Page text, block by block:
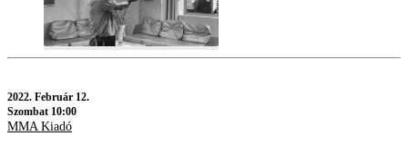
2022. Február 12.
Szombat 10:00
MMA Kiadó